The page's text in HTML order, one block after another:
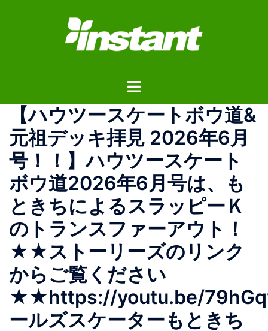
ス
ト
ル
メ
ニ
ュ
ー
【ハウツースケートボウ道&
元祖デッキ拝見 2026年6月
号！！】ハウツースケート
ボウ道2026年6月号は、も
ときちによるスラッピーＫ
のトランスファーアウト！
★★ストーリーズのリンク
からご覧ください
★★https://youtu.be/
ールズスケーターもときち